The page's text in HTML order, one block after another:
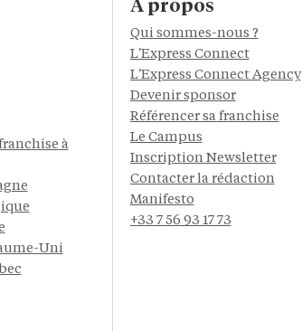
à
Uni
À propos
Qui sommes-nous ?
L'Express Connect
L'Express Connect Agency
Devenir sponsor
Référencer sa franchise
Le Campus
Inscription Newsletter
Contacter la rédaction
Manifesto
+33 7 56 93 17 73